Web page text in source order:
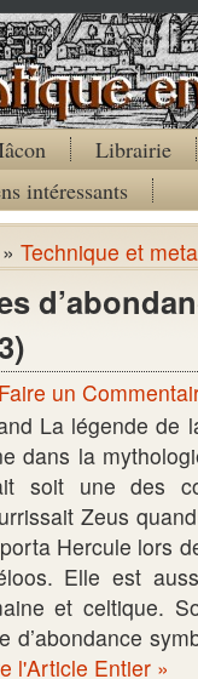
Librairie
intéressants
» Technique et
Faire un
La légende de
dans la
soit une des
Zeus
Hercule lors
Elle est
et celtique.
d’abondance
l'Article Entier »